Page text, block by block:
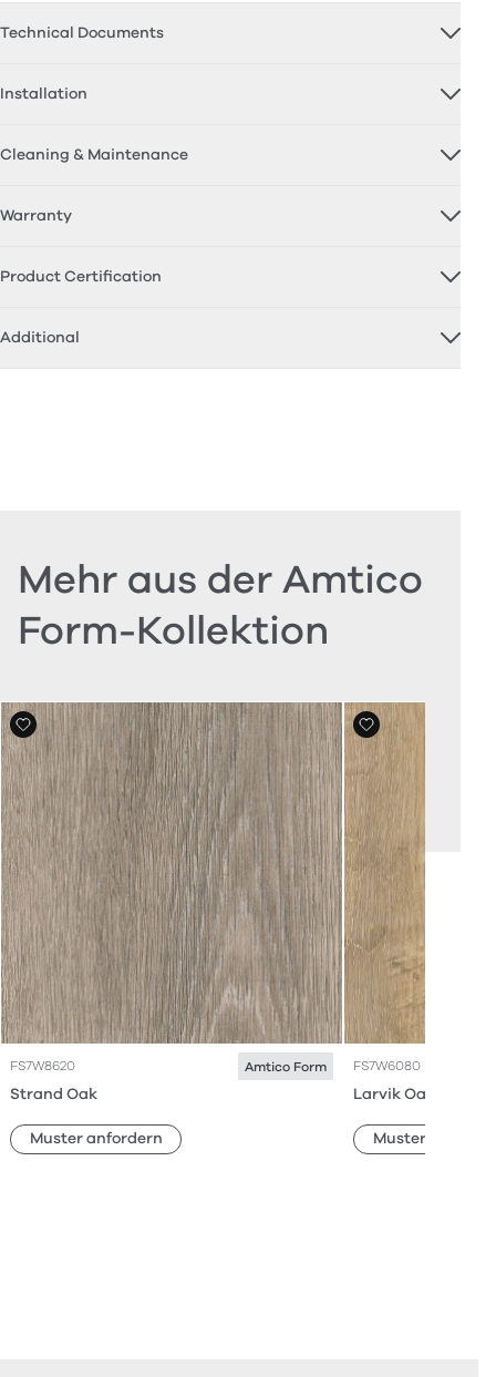
Technical Documents
Installation
Cleaning & Maintenance
Warranty
Product Certification
Additional
Mehr aus der Amtico
Form-Kollektion
FS7W8620 Amtico Form
Strand Oak
Muster anfordern
FS7W6080
Larvik Oak
Muster